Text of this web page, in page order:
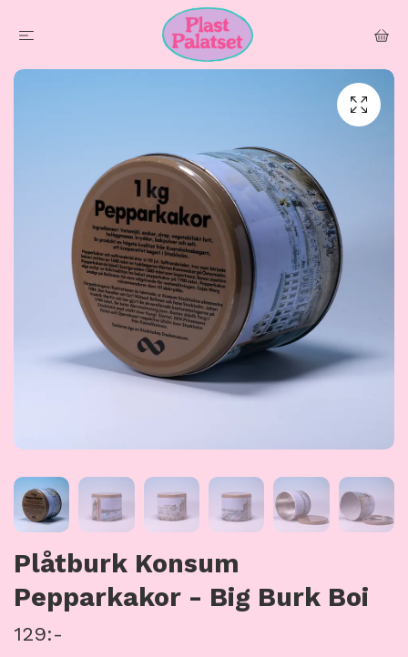
Plåtburk Konsum
Pepparkakor - Big Burk Boi
129:-